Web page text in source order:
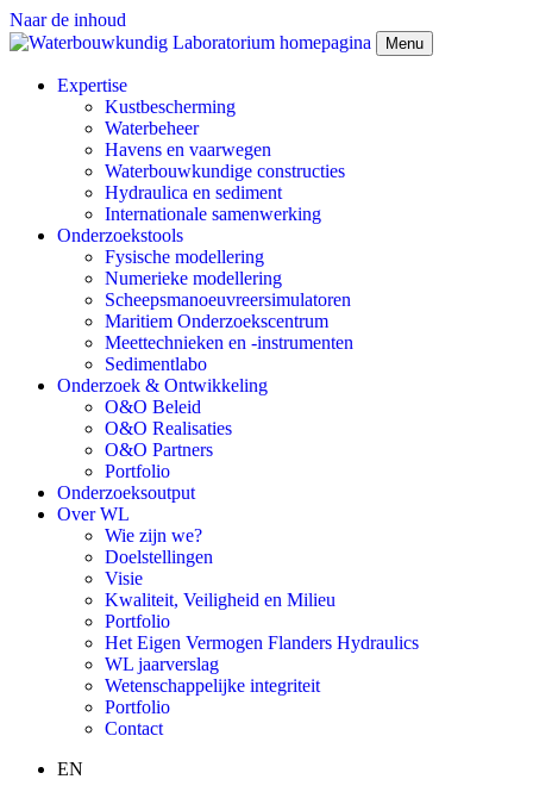
Naar de inhoud
Menu
Expertise
Kustbescherming
Waterbeheer
Havens en vaarwegen
Waterbouwkundige constructies
Hydraulica en sediment
Internationale samenwerking
Onderzoekstools
Fysische modellering
Numerieke modellering
Scheepsmanoeuvreersimulatoren
Maritiem Onderzoekscentrum
Meettechnieken en -instrumenten
Sedimentlabo
Onderzoek & Ontwikkeling
O&O Beleid
O&O Realisaties
O&O Partners
Portfolio
Onderzoeksoutput
Over WL
Wie zijn we?
Doelstellingen
Visie
Kwaliteit, Veiligheid en Milieu
Portfolio
Het Eigen Vermogen Flanders Hydraulics
WL jaarverslag
Wetenschappelijke integriteit
Portfolio
Contact
EN